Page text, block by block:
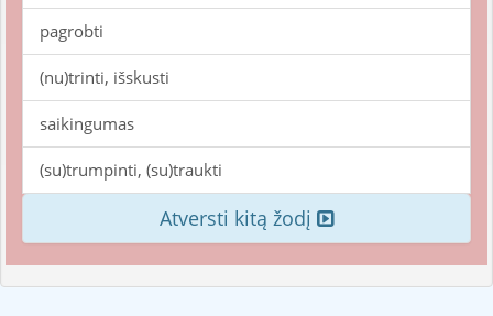
pagrobti
(nu)trinti, išskusti
saikingumas
(su)trumpinti, (su)traukti
Atversti kitą žodį